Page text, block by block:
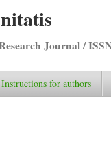
Journal /
Instructions for authors